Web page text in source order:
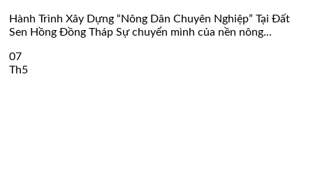
Hành Trình Xây Dựng “Nông Dân Chuyên Nghiệp” Tại Đất
Sen Hồng Đồng Tháp Sự chuyển mình của nền nông...
07
Th5